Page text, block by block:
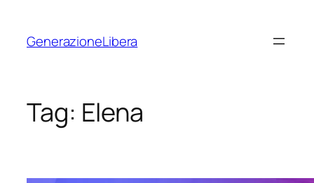
contenuto
GenerazioneLibera
Tag: Elena